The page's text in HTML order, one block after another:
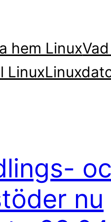
hem Linux
Linux
nu